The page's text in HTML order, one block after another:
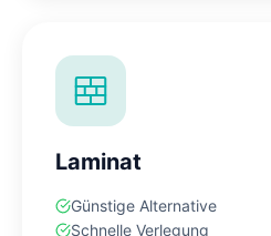
Laminat
Günstige Alternative
Schnelle Verlegung